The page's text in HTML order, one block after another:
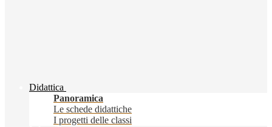
Didattica
Panoramica
Le schede didattiche
I progetti delle classi